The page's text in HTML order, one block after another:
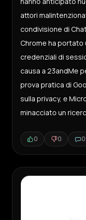
attori
condivisione di
Chrome ha
credenziali di
causa a 23andMe
prova pratica di
sulla privacy, e
minacciato un
0 0 0